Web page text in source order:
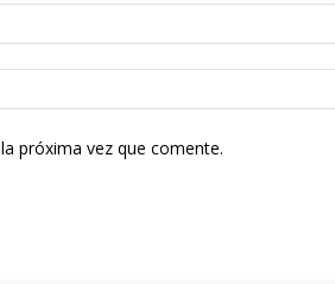
próxima vez que comente.